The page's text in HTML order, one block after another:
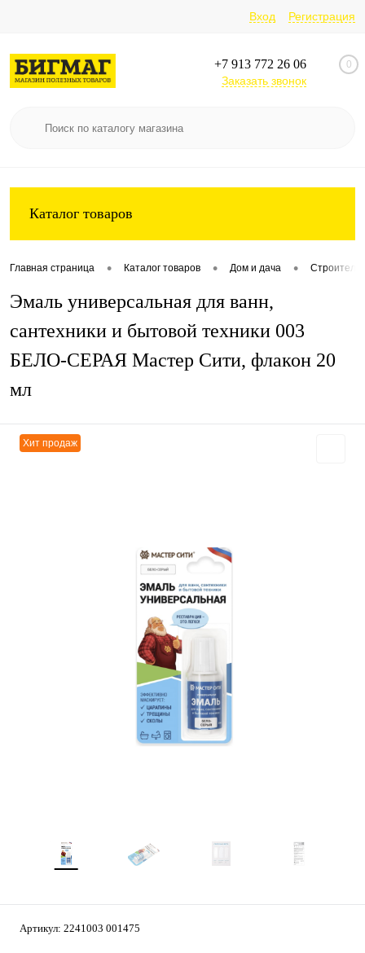
Вход Регистрация
+7 913 772 26 06
Заказать звонок
0
Каталог товаров
Главная страница • Каталог товаров • Дом и дача •
Эмаль универсальная для ванн,
сантехники и бытовой техники 003
БЕЛО-СЕРАЯ Мастер Сити, флакон 20
мл
Хит продаж
Артикул: 2241003 001475